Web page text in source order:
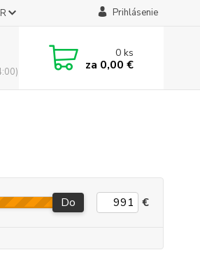
Prihlásenie
0ks
za 0,00 €
Do €